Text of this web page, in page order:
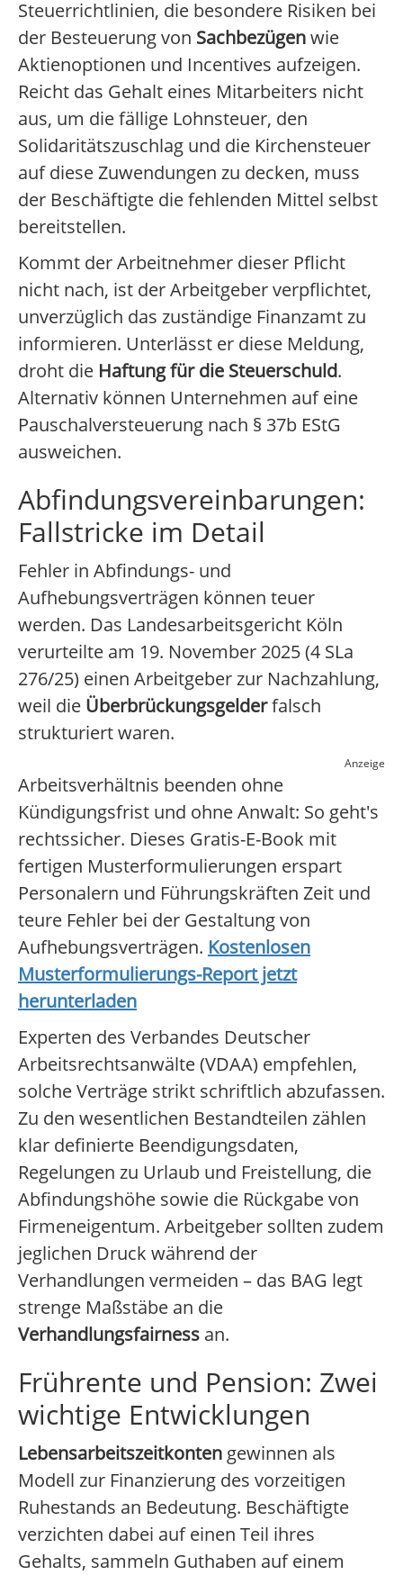
Steuerrichtlinien, die besondere Risiken bei
der Besteuerung von Sachbezügenwie
Aktienoptionen und Incentives aufzeigen.
Reicht das Gehalt eines Mitarbeiters nicht
aus, um die fällige Lohnsteuer, den
Solidaritätszuschlag und die Kirchensteuer
auf diese Zuwendungen zu decken, muss
der Beschäftigte die fehlenden Mittel selbst
bereitstellen.
Kommt der Arbeitnehmer dieser Pflicht
nicht nach, ist der Arbeitgeber verpflichtet,
unverzüglich das zuständige Finanzamt zu
informieren. Unterlässt er diese Meldung,
droht die Haftung für die Steuerschuld.
Alternativ können Unternehmen auf eine
Pauschalversteuerung nach § 37b EStG
ausweichen.
Abfindungsvereinbarungen:
Fallstricke im Detail
Fehler in Abfindungs- und
Aufhebungsverträgen können teuer
werden. Das Landesarbeitsgericht Köln
verurteilte am 19. November 2025 (4 SLa
276/25) einen Arbeitgeber zur Nachzahlung,
weil die Überbrückungsgelderfalsch
strukturiert waren.
Anzeige
Arbeitsverhältnis beenden ohne
Kündigungsfrist und ohne Anwalt: So geht's
rechtssicher. Dieses Gratis-E-Book mit
fertigen Musterformulierungen erspart
Personalern und Führungskräften Zeit und
teure Fehler bei der Gestaltung von
Aufhebungsverträgen. Kostenlosen
Musterformulierungs-Report jetzt
herunterladen
Experten des Verbandes Deutscher
Arbeitsrechtsanwälte (VDAA) empfehlen,
solche Verträge strikt schriftlich abzufassen.
Zu den wesentlichen Bestandteilen zählen
klar definierte Beendigungsdaten,
Regelungen zu Urlaub und Freistellung, die
Abfindungshöhe sowie die Rückgabe von
Firmeneigentum. Arbeitgeber sollten zudem
jeglichen Druck während der
Verhandlungen vermeiden – das BAG legt
strenge Maßstäbe an die
Verhandlungsfairness an.
Frührente und Pension: Zwei
wichtige Entwicklungen
Lebensarbeitszeitkonten gewinnen als
Modell zur Finanzierung des vorzeitigen
Ruhestands an Bedeutung. Beschäftigte
verzichten dabei auf einen Teil ihres
Gehalts, sammeln Guthaben auf einem